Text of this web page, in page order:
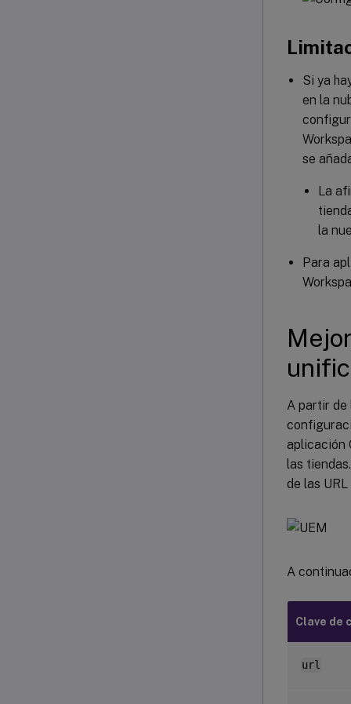
Si ya
en la
se
La
la
Para
A partir de
aplicación
las
de las
A
Clave de
url